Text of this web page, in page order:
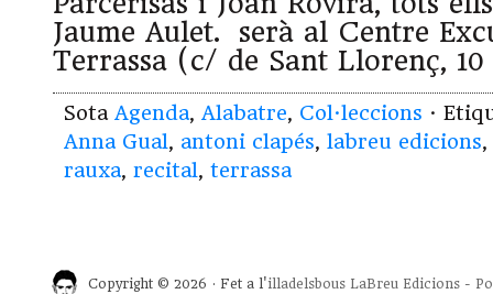
Jaume Aulet. serà al Centre
Terrassa (c/ de Sant Llorenç,
Sota Agenda, Alabatre, Col·leccions ·
Anna Gual, antoni clapés, labreu edicions,
rauxa, recital, terrassa
Copyright © 2026 · Fet a l'illadelsbous LaBreu Edicions -